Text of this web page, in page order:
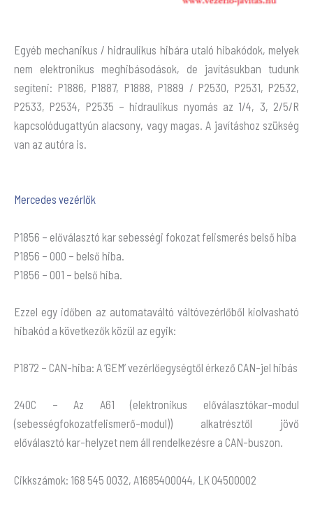
Egyéb mechanikus / hidraulikus hibára utaló hibakódok, melyek
nem elektronikus meghibásodások, de javításukban tudunk
segíteni: P1886, P1887, P1888, P1889 / P2530, P2531, P2532,
P2533, P2534, P2535 – hidraulikus nyomás az 1/4, 3, 2/5/R
kapcsolódugattyún alacsony, vagy magas. A javításhoz szükség
van az autóra is.
Mercedes vezérlők
P1856 – előválasztó kar sebességi fokozat felismerés belső hiba
P1856 – 000 – belső hiba.
P1856 – 001 – belső hiba.
Ezzel egy időben az automataváltó váltóvezérlőből kiolvasható
hibakód a következők közül az egyik:
P1872 – CAN-hiba: A ‘GEM’ vezérlőegységtől érkező CAN-jel hibás
240C – Az A61 (elektronikus előválasztókar-modul
(sebességfokozatfelismerő-modul)) alkatrésztől jövő
előválasztó kar-helyzet nem áll rendelkezésre a CAN-buszon.
Cikkszámok: 168 545 0032, A1685400044, LK 04500002